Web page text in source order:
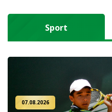
Sport
07.08.2026